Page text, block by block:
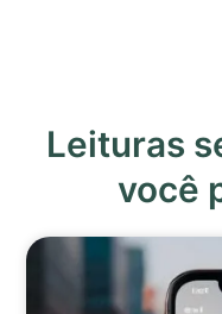
Leituras
você